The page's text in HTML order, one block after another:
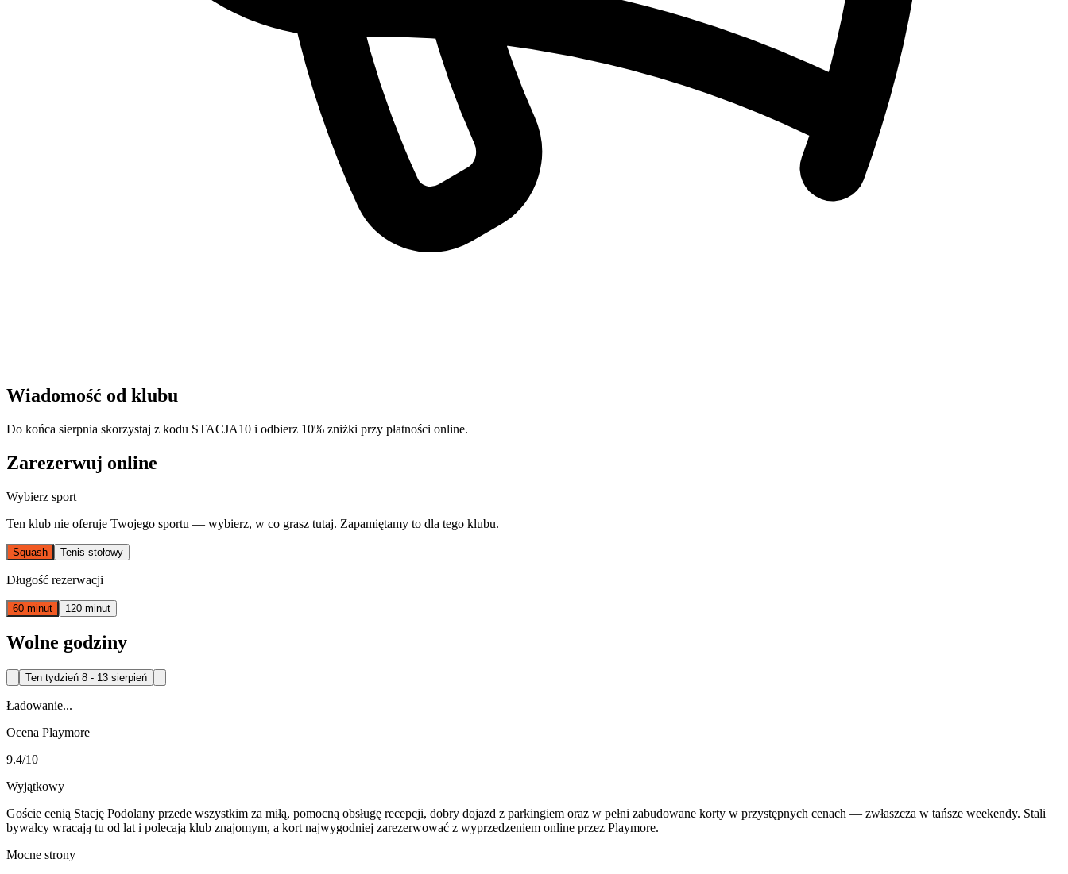
Wiadomość od klubu
Do końca sierpnia skorzystaj z kodu STACJA10 i odbierz 10% zniżki przy płatności online.
Zarezerwuj online
Wybierz sport
Ten klub nie oferuje Twojego sportu — wybierz, w co grasz tutaj. Zapamiętamy to dla tego klubu.
Squash Tenis stołowy
Długość rezerwacji
60 minut 120 minut
Wolne godziny
Ten tydzień 8 - 13 sierpień
Ładowanie...
Ocena Playmore
9.4/10
Wyjątkowy
Goście cenią Stację Podolany przede wszystkim za miłą, pomocną obsługę recepcji, dobry dojazd z parkingiem oraz w pełni zabudowane korty w przystępnych cenach — zwłaszcza w tańsze weekendy. Stali
bywalcy wracają tu od lat i polecają klub znajomym, a kort najwygodniej zarezerwować z wyprzedzeniem online przez Playmore.
Mocne strony